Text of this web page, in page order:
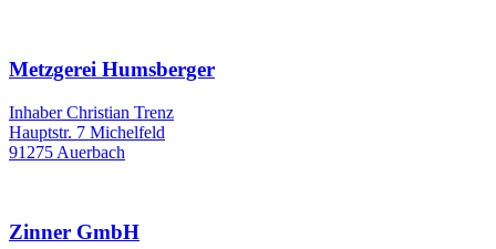
Metzgerei Humsberger
Inhaber Christian Trenz
Hauptstr. 7 Michelfeld
91275 Auerbach
Zinner GmbH